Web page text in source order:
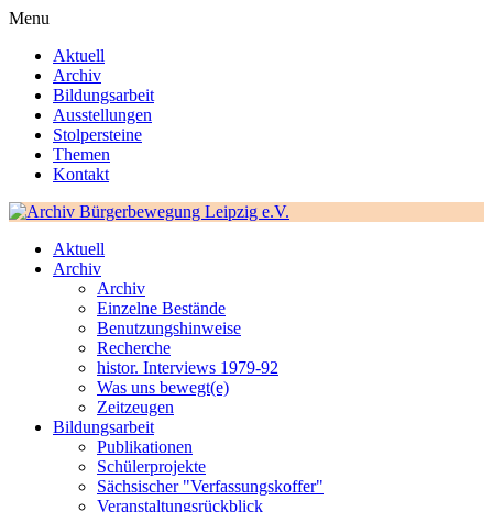
Menu
Aktuell
Archiv
Bildungsarbeit
Ausstellungen
Stolpersteine
Themen
Kontakt
Aktuell
Archiv
Archiv
Einzelne Bestände
Benutzungshinweise
Recherche
histor. Interviews 1979-92
Was uns bewegt(e)
Zeitzeugen
Bildungsarbeit
Publikationen
Schülerprojekte
Sächsischer "Verfassungskoffer"
Veranstaltungsrückblick